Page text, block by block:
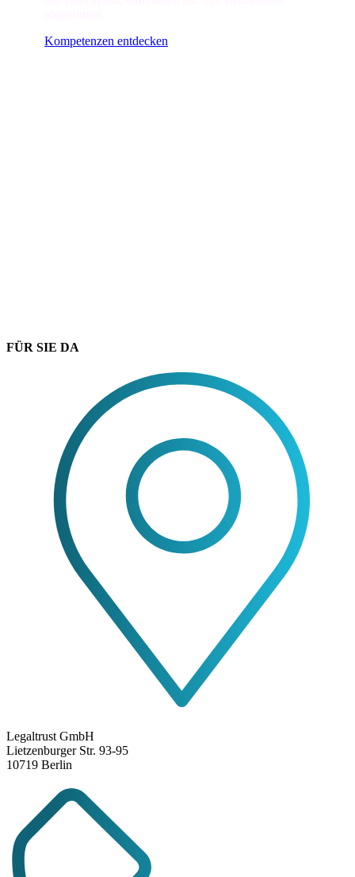
Kompetenzen entdecken
FÜR SIE DA
Legaltrust GmbH
Lietzenburger Str. 93-95
10719 Berlin